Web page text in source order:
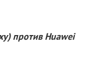
против Huawei